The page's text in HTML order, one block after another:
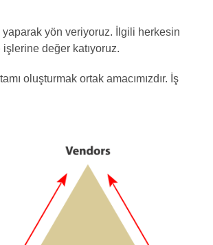
yön veriyoruz. İlgili herkesin
değer katıyoruz.
oluşturmak ortak amacımızdır. İş